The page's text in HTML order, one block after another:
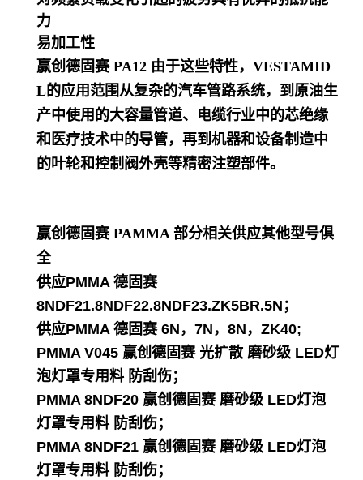
力
易加工性
赢创德固赛 PA12 由于这些特性，VESTAMID
L的应用范围从复杂的汽车管路系统，到原油生
产中使用的大容量管道、电缆行业中的芯绝缘
和医疗技术中的导管，再到机器和设备制造中
的叶轮和控制阀外壳等精密注塑部件。
赢创德固赛 PAMMA 部分相关供应其他型号俱
全
供应PMMA 德固赛
8NDF21.8NDF22.8NDF23.ZK5BR.5N；
供应PMMA 德固赛 6N，7N，8N，ZK40;
PMMA V045 赢创德固赛 光扩散 磨砂级 LED灯
泡灯罩专用料 防刮伤；
PMMA 8NDF20 赢创德固赛 磨砂级 LED灯泡
灯罩专用料 防刮伤；
PMMA 8NDF21 赢创德固赛 磨砂级 LED灯泡
灯罩专用料 防刮伤；